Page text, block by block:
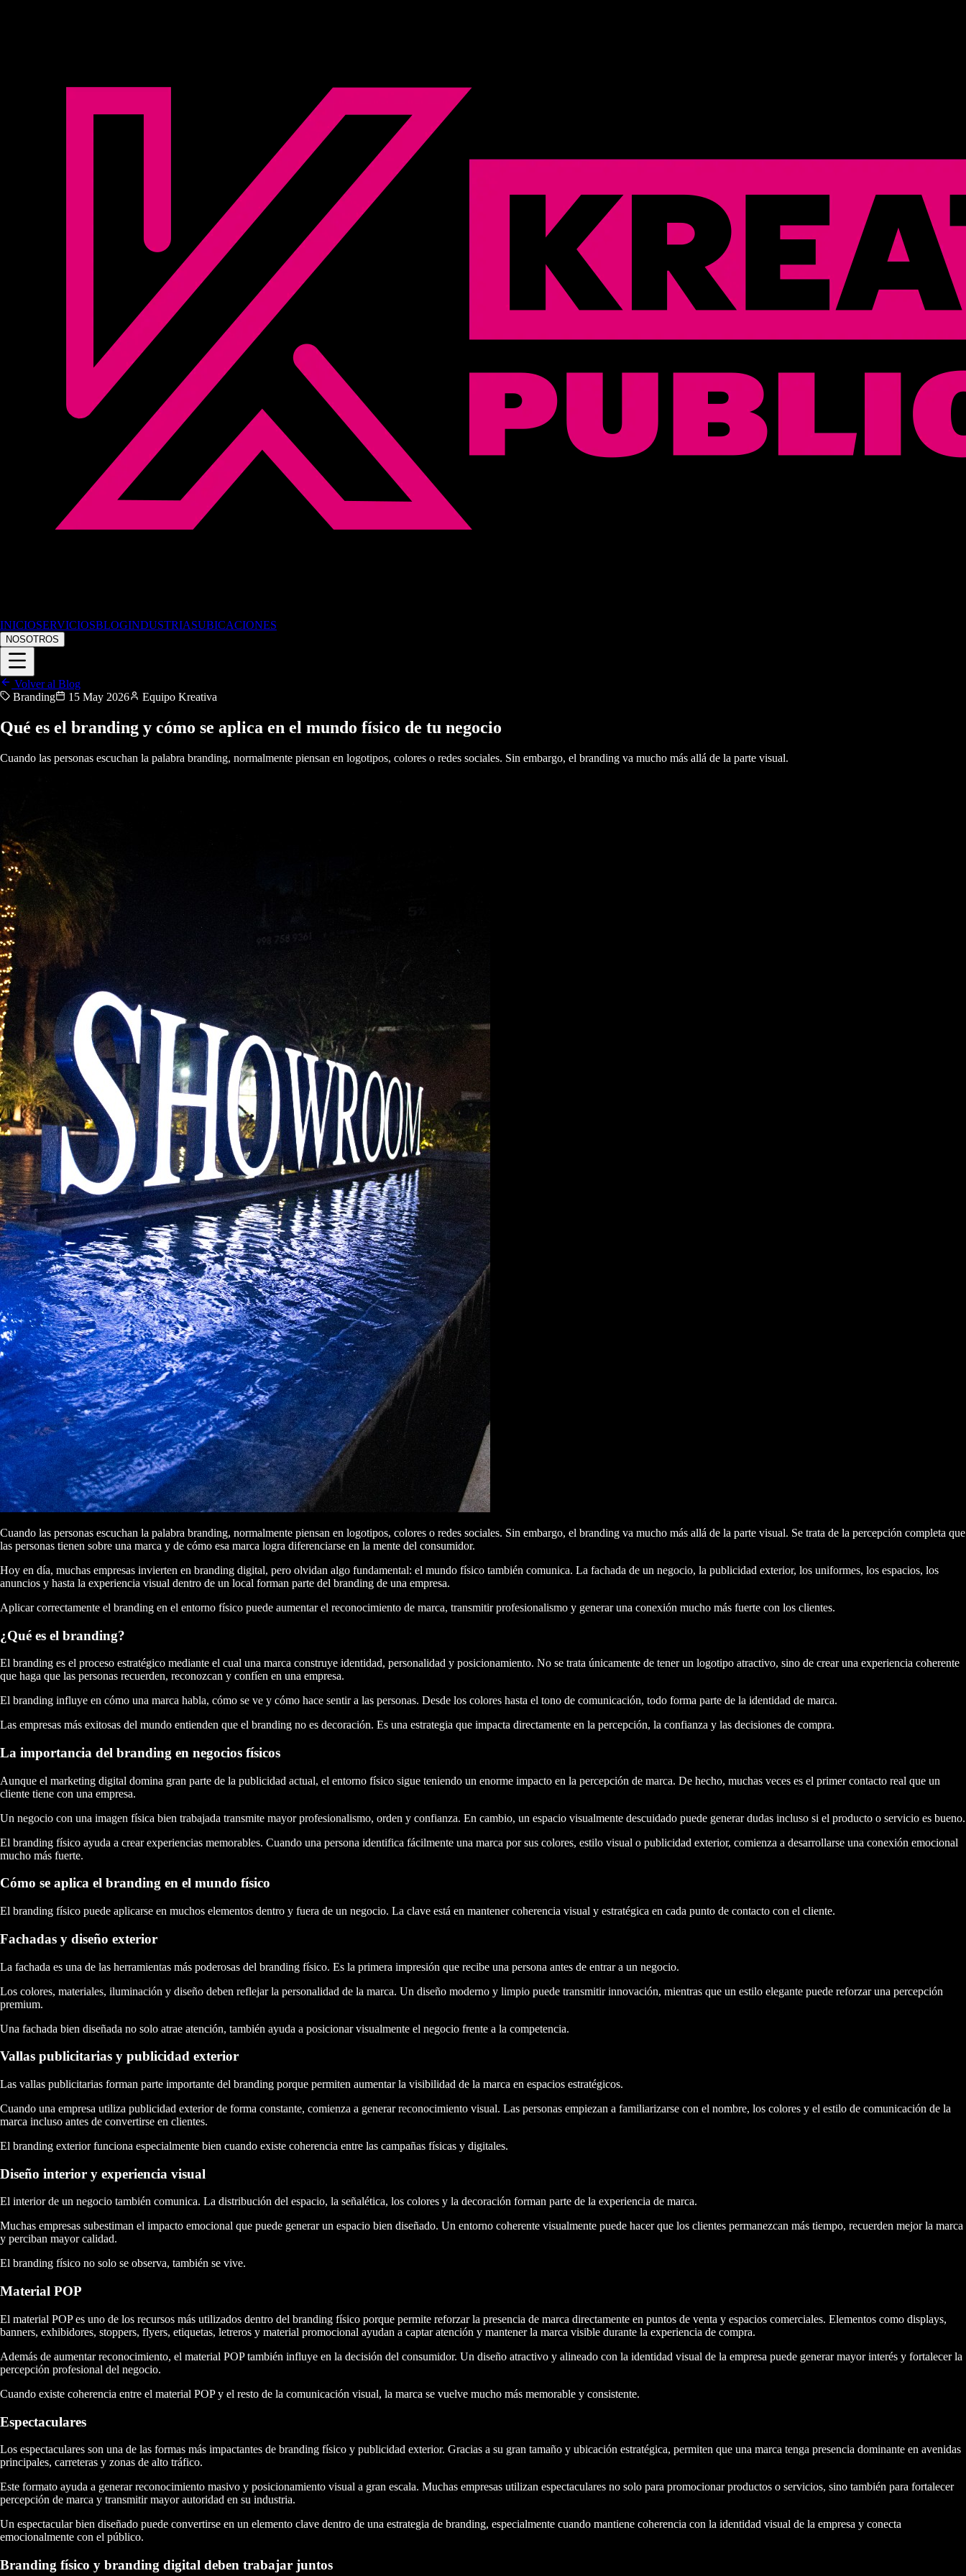
INICIOSERVICIOSBLOGINDUSTRIASUBICACIONES
NOSOTROS
Volver al Blog
Branding
15 May 2026 Equipo Kreativa
Qué es el branding y cómo se aplica en el mundo físico de tu negocio
Cuando las personas escuchan la palabra branding, normalmente piensan en logotipos, colores o redes sociales. Sin embargo, el branding va mucho más allá de la parte visual.
Cuando las personas escuchan la palabra branding, normalmente piensan en logotipos, colores o redes sociales. Sin embargo, el branding va mucho más allá de la parte visual. Se trata de la percepción completa que
las personas tienen sobre una marca y de cómo esa marca logra diferenciarse en la mente del consumidor.
Hoy en día, muchas empresas invierten en branding digital, pero olvidan algo fundamental: el mundo físico también comunica. La fachada de un negocio, la publicidad exterior, los uniformes, los espacios, los
anuncios y hasta la experiencia visual dentro de un local forman parte del branding de una empresa.
Aplicar correctamente el branding en el entorno físico puede aumentar el reconocimiento de marca, transmitir profesionalismo y generar una conexión mucho más fuerte con los clientes.
¿Qué es el branding?
El branding es el proceso estratégico mediante el cual una marca construye identidad, personalidad y posicionamiento. No se trata únicamente de tener un logotipo atractivo, sino de crear una experiencia coherente
que haga que las personas recuerden, reconozcan y confíen en una empresa.
El branding influye en cómo una marca habla, cómo se ve y cómo hace sentir a las personas. Desde los colores hasta el tono de comunicación, todo forma parte de la identidad de marca.
Las empresas más exitosas del mundo entienden que el branding no es decoración. Es una estrategia que impacta directamente en la percepción, la confianza y las decisiones de compra.
La importancia del branding en negocios físicos
Aunque el marketing digital domina gran parte de la publicidad actual, el entorno físico sigue teniendo un enorme impacto en la percepción de marca. De hecho, muchas veces es el primer contacto real que un
cliente tiene con una empresa.
Un negocio con una imagen física bien trabajada transmite mayor profesionalismo, orden y confianza. En cambio, un espacio visualmente descuidado puede generar dudas incluso si el producto o servicio es bueno.
El branding físico ayuda a crear experiencias memorables. Cuando una persona identifica fácilmente una marca por sus colores, estilo visual o publicidad exterior, comienza a desarrollarse una conexión emocional
mucho más fuerte.
Cómo se aplica el branding en el mundo físico
El branding físico puede aplicarse en muchos elementos dentro y fuera de un negocio. La clave está en mantener coherencia visual y estratégica en cada punto de contacto con el cliente.
Fachadas y diseño exterior
La fachada es una de las herramientas más poderosas del branding físico. Es la primera impresión que recibe una persona antes de entrar a un negocio.
Los colores, materiales, iluminación y diseño deben reflejar la personalidad de la marca. Un diseño moderno y limpio puede transmitir innovación, mientras que un estilo elegante puede reforzar una percepción
premium.
Una fachada bien diseñada no solo atrae atención, también ayuda a posicionar visualmente el negocio frente a la competencia.
Vallas publicitarias y publicidad exterior
Las vallas publicitarias forman parte importante del branding porque permiten aumentar la visibilidad de la marca en espacios estratégicos.
Cuando una empresa utiliza publicidad exterior de forma constante, comienza a generar reconocimiento visual. Las personas empiezan a familiarizarse con el nombre, los colores y el estilo de comunicación de la
marca incluso antes de convertirse en clientes.
El branding exterior funciona especialmente bien cuando existe coherencia entre las campañas físicas y digitales.
Diseño interior y experiencia visual
El interior de un negocio también comunica. La distribución del espacio, la señalética, los colores y la decoración forman parte de la experiencia de marca.
Muchas empresas subestiman el impacto emocional que puede generar un espacio bien diseñado. Un entorno coherente visualmente puede hacer que los clientes permanezcan más tiempo, recuerden mejor la marca
y perciban mayor calidad.
El branding físico no solo se observa, también se vive.
Material POP
El material POP es uno de los recursos más utilizados dentro del branding físico porque permite reforzar la presencia de marca directamente en puntos de venta y espacios comerciales. Elementos como displays,
banners, exhibidores, stoppers, flyers, etiquetas, letreros y material promocional ayudan a captar atención y mantener la marca visible durante la experiencia de compra.
Además de aumentar reconocimiento, el material POP también influye en la decisión del consumidor. Un diseño atractivo y alineado con la identidad visual de la empresa puede generar mayor interés y fortalecer la
percepción profesional del negocio.
Cuando existe coherencia entre el material POP y el resto de la comunicación visual, la marca se vuelve mucho más memorable y consistente.
Espectaculares
Los espectaculares son una de las formas más impactantes de branding físico y publicidad exterior. Gracias a su gran tamaño y ubicación estratégica, permiten que una marca tenga presencia dominante en avenidas
principales, carreteras y zonas de alto tráfico.
Este formato ayuda a generar reconocimiento masivo y posicionamiento visual a gran escala. Muchas empresas utilizan espectaculares no solo para promocionar productos o servicios, sino también para fortalecer
percepción de marca y transmitir mayor autoridad en su industria.
Un espectacular bien diseñado puede convertirse en un elemento clave dentro de una estrategia de branding, especialmente cuando mantiene coherencia con la identidad visual de la empresa y conecta
emocionalmente con el público.
Branding físico y branding digital deben trabajar juntos